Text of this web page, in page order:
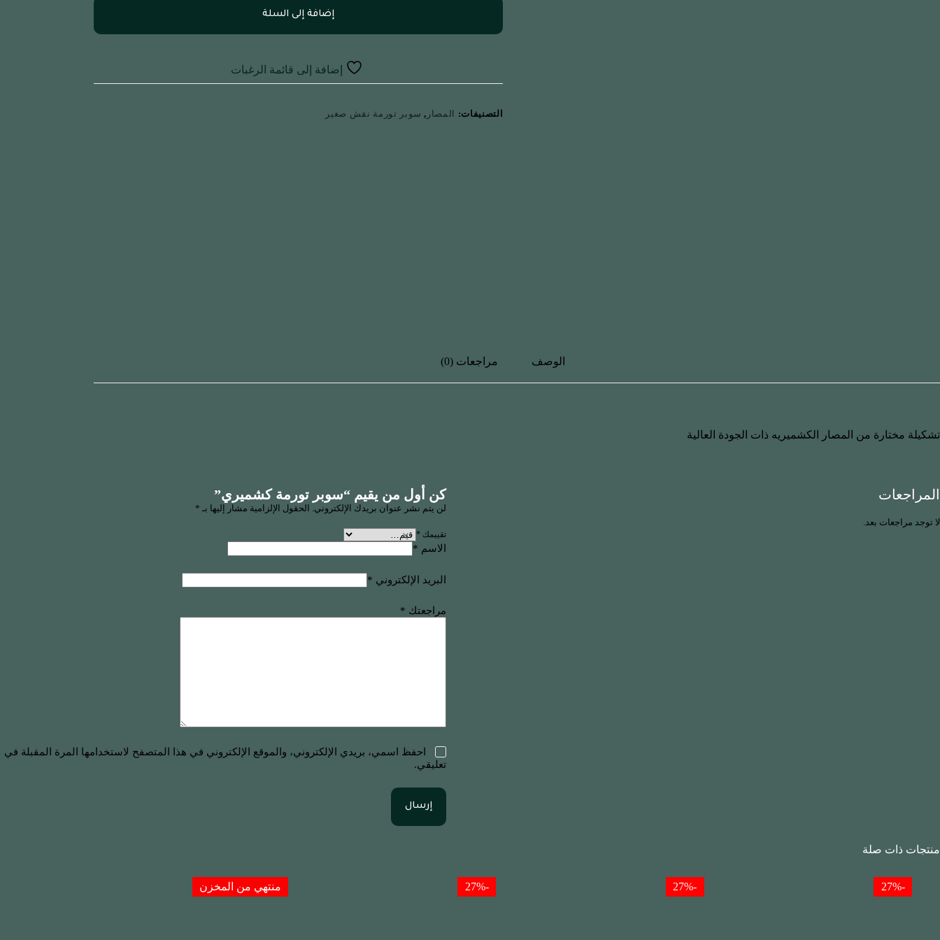
إضافة إلى السلة
إضافة إلى قائمة الرغبات
التصنيفات: المصار , سوبر تورمة نقش صغير
الوصف مراجعات (0)
تشكيلة مختارة من المصار الكشميريه ذات الجودة العالية
المراجعات
لا توجد مراجعات بعد.
كن أول من يقيم “سوبر تورمة كشميري”
لن يتم نشر عنوان بريدك الإلكتروني. الحقول الإلزامية مشار إليها بـ *
تقييمك *
الاسم *
البريد الإلكتروني *
مراجعتك *
احفظ اسمي، بريدي الإلكتروني، والموقع الإلكتروني في هذا المتصفح لاستخدامها المرة المقبلة في
تعليقي.
إرسال
منتجات ذات صلة
-27%
-27%
-27% منتهي من المخزن